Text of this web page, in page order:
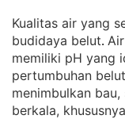
Kualitas air yang
budidaya belut.
memiliki pH yang
pertumbuhan belut
menimbulkan
berkala,